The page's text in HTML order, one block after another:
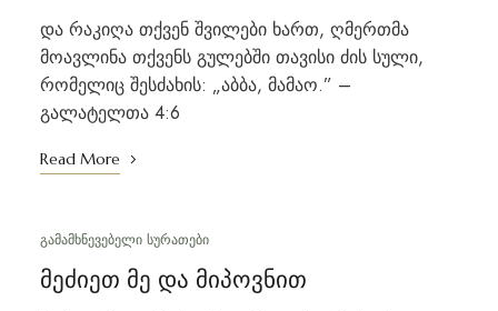
და რაკიღა თქვენ შვილები ხართ, ღმერთმა
მოავლინა თქვენს გულებში თავისი ძის სული,
რომელიც შესძახის: „აბბა, მამაო.” –
გალატელთა 4:6
Read More
ᲒᲐᲛᲐᲛᲮᲜᲔᲕᲔᲑᲔᲚᲘ ᲡᲣᲠᲐᲗᲔᲑᲘ
მეძიეთ მე და მიპოვნით